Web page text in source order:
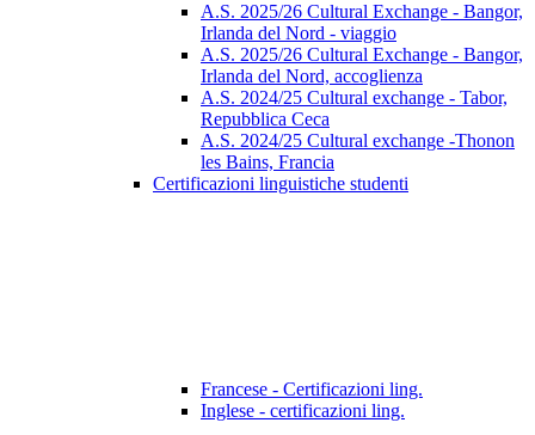
A.S. 2025/26 Cultural Exchange - Bangor,
Irlanda del Nord - viaggio
A.S. 2025/26 Cultural Exchange - Bangor,
Irlanda del Nord, accoglienza
A.S. 2024/25 Cultural exchange - Tabor,
Repubblica Ceca
A.S. 2024/25 Cultural exchange -Thonon
les Bains, Francia
Certificazioni linguistiche studenti
Francese - Certificazioni ling.
Inglese - certificazioni ling.